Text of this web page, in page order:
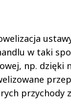
w taki
np. dzięki
przychody